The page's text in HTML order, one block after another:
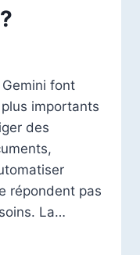
font
importants
des
répondent pas
La…